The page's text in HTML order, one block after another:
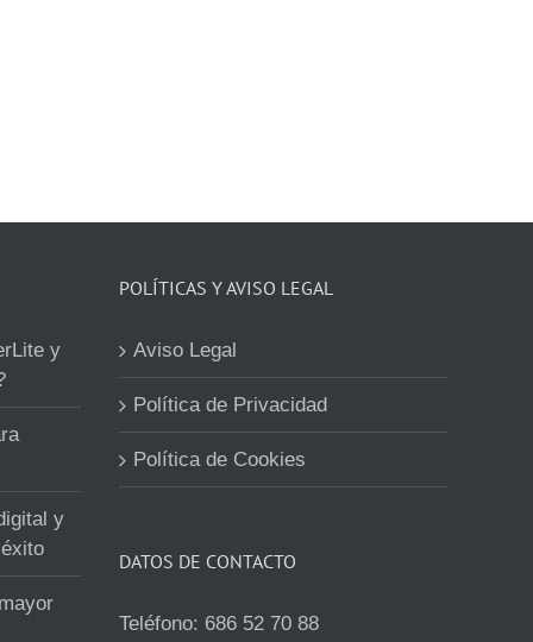
y
y
POLÍTICAS Y AVISO LEGAL
Aviso Legal
Política de Privacidad
Política de Cookies
DATOS DE CONTACTO
Teléfono: 686 52 70 88